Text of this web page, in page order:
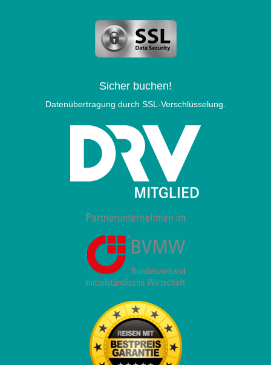
Sicher buchen!
Datenübertragung durch SSL-Verschlüsselung.